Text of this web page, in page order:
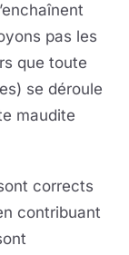
pas les
que toute
se déroule
maudite
corrects
contribuant